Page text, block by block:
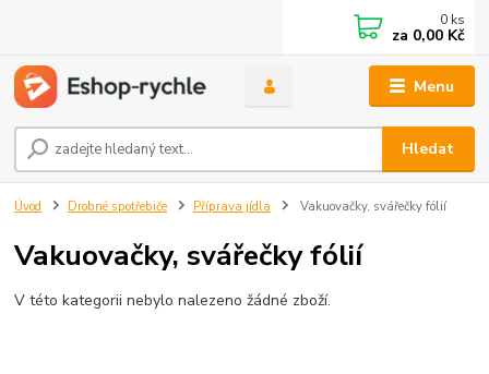
Menu
Hledat
0 ks
za 0,00 Kč
Úvod Drobné spotřebiče Příprava jídla Vakuovačky, svářečky fólií
Vakuovačky, svářečky fólií
V této kategorii nebylo nalezeno žádné zboží.